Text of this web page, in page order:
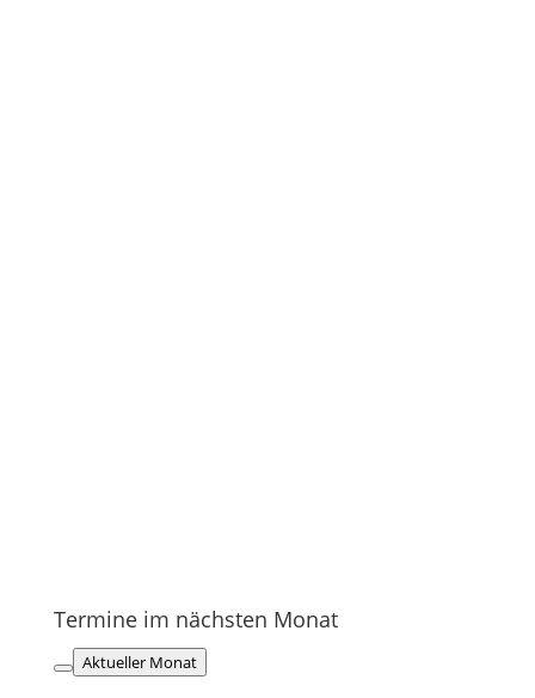
Termine im nächsten Monat
Aktueller Monat